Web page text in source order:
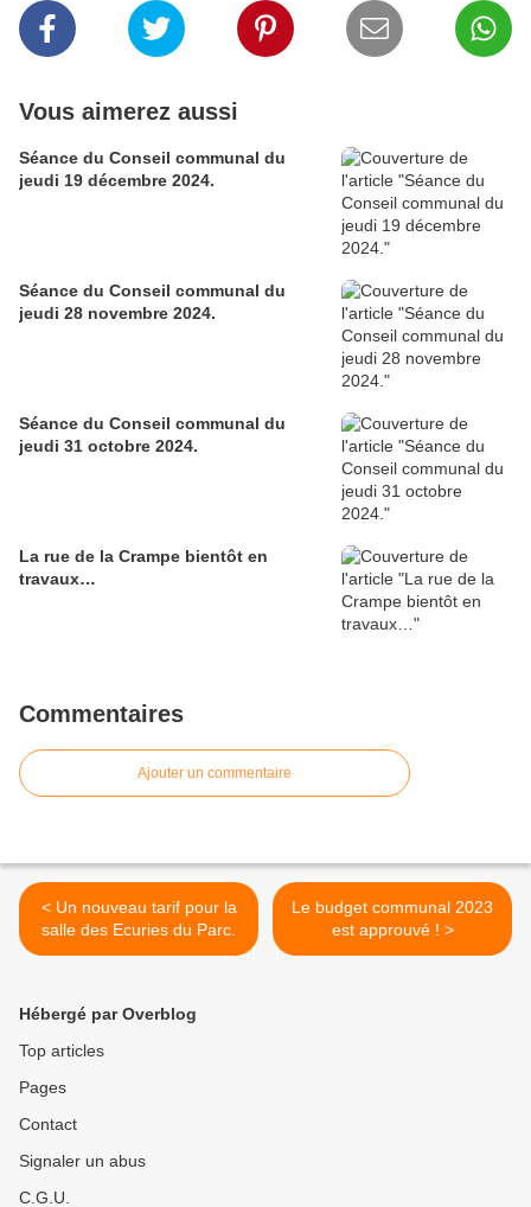
Vous aimerez aussi
Séance du Conseil communal du
jeudi 19 décembre 2024.
Séance du Conseil communal du
jeudi 28 novembre 2024.
Séance du Conseil communal du
jeudi 31 octobre 2024.
La rue de la Crampe bientôt en
travaux…
Commentaires
Ajouter un commentaire
< Un nouveau tarif pour la
salle des Ecuries du Parc.
Le budget communal 2023
est approuvé ! >
Hébergé par Overblog
Top articles
Pages
Contact
Signaler un abus
C.G.U.